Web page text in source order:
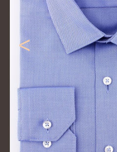
<